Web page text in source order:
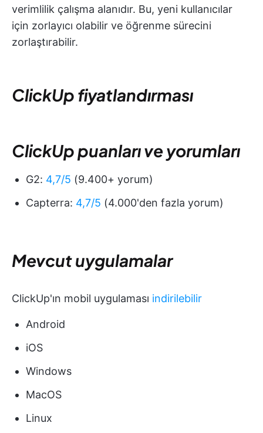
verimlilik çalışma alanıdır. Bu, yeni kullanıcılar
için zorlayıcı olabilir ve öğrenme sürecini
zorlaştırabilir.
ClickUp fiyatlandırması
ClickUp puanları ve yorumları
G2: 4,7/5 (9.400+ yorum)
Capterra: 4,7/5 (4.000'den fazla yorum)
Mevcut uygulamalar
ClickUp'ın mobil uygulaması indirilebilir
Android
iOS
Windows
MacOS
Linux